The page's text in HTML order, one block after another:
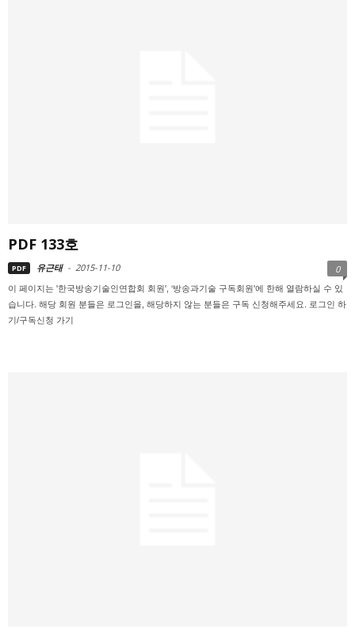
PDF 133호
PDF 유근태 - 2015-11-10 0
이 페이지는 '한국방송기술인연합회 회원', ‘방송과기술 구독회원'에 한해 열람하실 수 있
습니다. 해당 회원 분들은 로그인을, 해당하지 않는 분들은 구독 신청해주세요. 로그인 하
기/구독신청 가기